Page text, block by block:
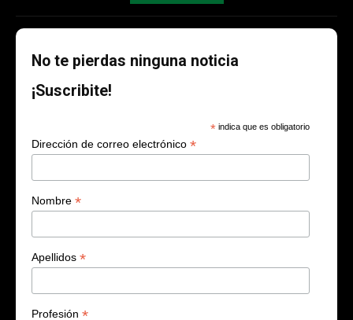
No te pierdas ninguna noticia
¡Suscribite!
* indica que es obligatorio
Dirección de correo electrónico *
Nombre *
Apellidos *
Profesión *